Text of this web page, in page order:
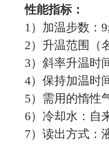
性能指标：
1）加温步数：
2）升温范围（
3）斜率升温时
4）保持加温时
5）需用的惰性
6）冷却水：自
7）读出方式：